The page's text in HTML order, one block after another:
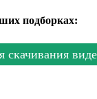
подборках:
скачивания